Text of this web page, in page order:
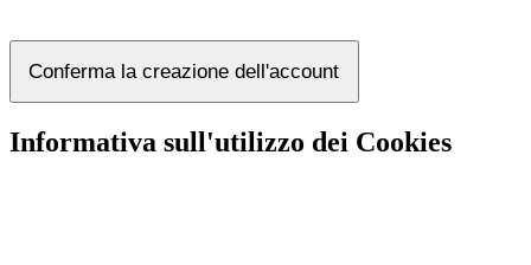
Conferma la creazione dell'account
Informativa sull'utilizzo dei Cookies